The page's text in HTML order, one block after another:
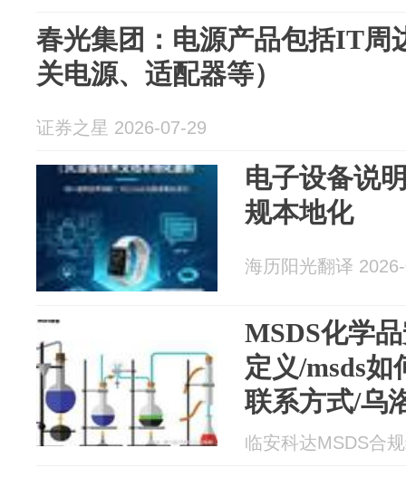
春光集团：电源产品包括IT周
关电源、适配器等）
证券之星 2026-07-29
电子设备说
规本地化
海历阳光翻译
MSDS化学
定义/msds如
联系方式/乌
临安科达MSDS合